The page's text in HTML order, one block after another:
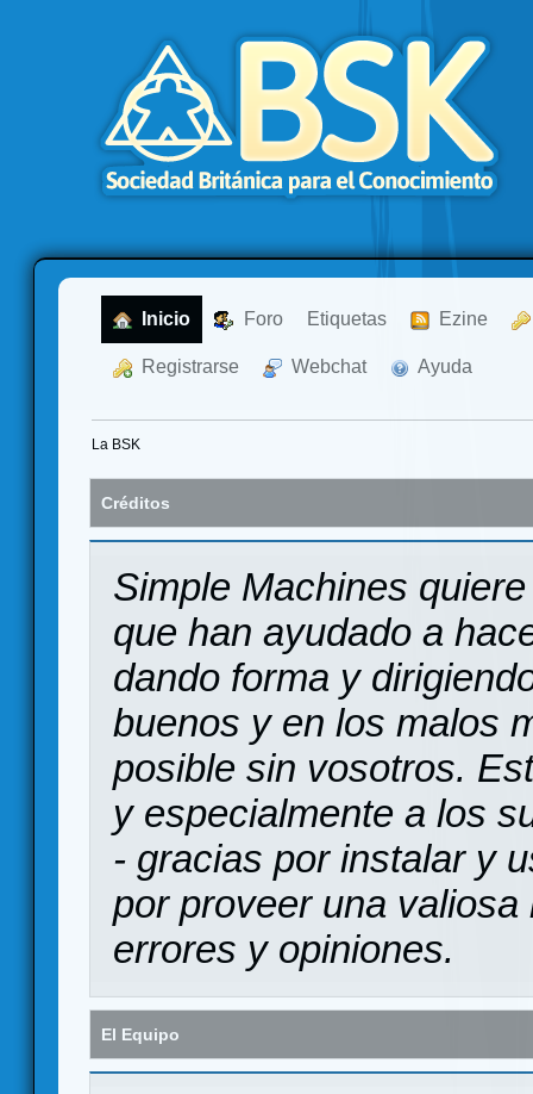
Inicio Foro Etiquetas Ezine
Registrarse Webchat Ayuda
La BSK
Créditos
Simple Machines
que han ayudado a
dando forma y
buenos y en los malos
posible sin vosotros.
y especialmente a los
- gracias por instalar y
por proveer una
errores y opiniones.
El Equipo